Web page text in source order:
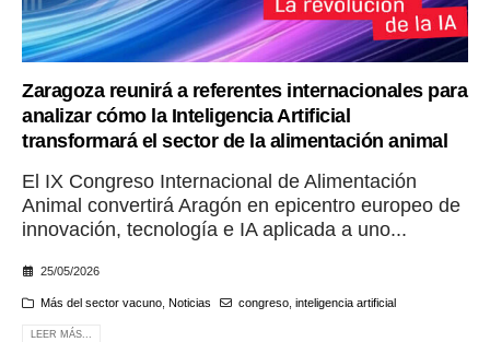
Zaragoza reunirá a referentes internacionales para
analizar cómo la Inteligencia Artificial
transformará el sector de la alimentación animal
El IX Congreso Internacional de Alimentación
Animal convertirá Aragón en epicentro europeo de
innovación, tecnología e IA aplicada a uno...
25/05/2026
Más del sector vacuno, Noticias congreso, inteligencia artificial
LEER MÁS...